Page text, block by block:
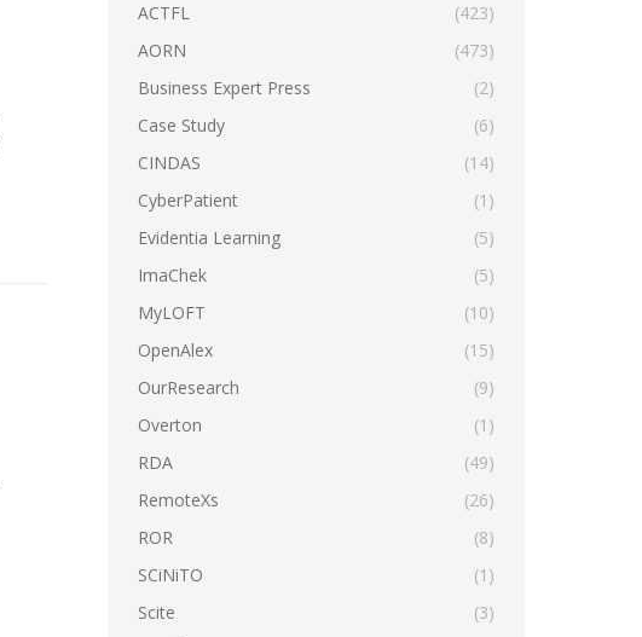
ACTFL
(423)
AORN
(473)
Business Expert Press
(2)
Case Study
(6)
CINDAS
(14)
CyberPatient
(1)
Evidentia Learning
(5)
ImaChek
(5)
MyLOFT
(10)
OpenAlex
(15)
OurResearch
(9)
Overton
(1)
RDA
(49)
RemoteXs
(26)
ROR
(8)
SCiNiTO
(1)
Scite
(3)